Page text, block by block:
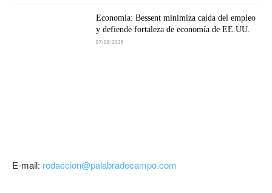
Economía: Bessent minimiza caída del empleo
y defiende fortaleza de economía de EE.UU.
07/08/2026
E-mail: redaccion@palabradecampo.com